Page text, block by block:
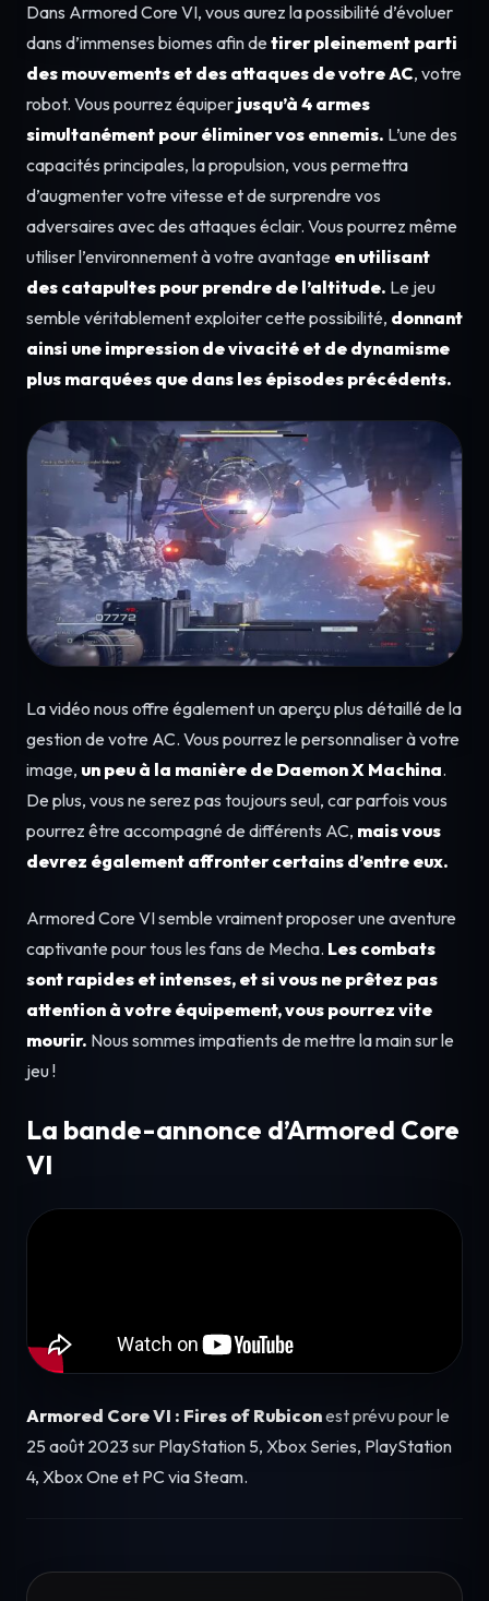
Dans Armored Core VI, vous aurez la possibilité d’évoluer
dans d’immenses biomes afin de tirer pleinement parti
des mouvements et des attaques de votre AC, votre
robot. Vous pourrez équiper jusqu’à 4 armes
simultanément pour éliminer vos ennemis. L’une des
capacités principales, la propulsion, vous permettra
d’augmenter votre vitesse et de surprendre vos
adversaires avec des attaques éclair. Vous pourrez même
utiliser l’environnement à votre avantage en utilisant
des catapultes pour prendre de l’altitude. Le jeu
semble véritablement exploiter cette possibilité, donnant
ainsi une impression de vivacité et de dynamisme
plus marquées que dans les épisodes précédents.
La vidéo nous offre également un aperçu plus détaillé de la
gestion de votre AC. Vous pourrez le personnaliser à votre
image, un peu à la manière de Daemon X Machina.
De plus, vous ne serez pas toujours seul, car parfois vous
pourrez être accompagné de différents AC, mais vous
devrez également affronter certains d’entre eux.
Armored Core VI semble vraiment proposer une aventure
captivante pour tous les fans de Mecha. Les combats
sont rapides et intenses, et si vous ne prêtez pas
attention à votre équipement, vous pourrez vite
mourir. Nous sommes impatients de mettre la main sur le
jeu !
La bande-annonce d’Armored Core
VI
Armored Core VI : Fires of Rubiconest prévu pour le
25 août 2023 sur PlayStation 5, Xbox Series, PlayStation
4, Xbox One et PC via Steam.